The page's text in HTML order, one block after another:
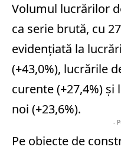
Volumul lucrărilor
ca serie brută, cu
evidenţiată la
(+43,0%), lucrările
curente (+27,4%)
noi (+23,6%).
-
Pe obiecte de